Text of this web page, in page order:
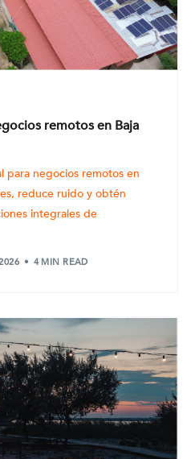
remotos en Baja
para negocios remotos en
reduce ruido y obtén
integrales de
4 MIN READ